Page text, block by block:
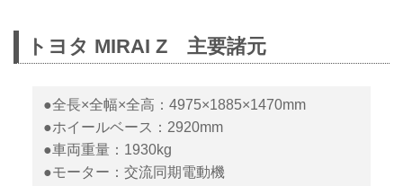
トヨタ MIRAI Z 主要諸元
●全長×全幅×全高：4975×1885×1470mm
●ホイールベース：2920mm
●車両重量：1930kg
●モーター：交流同期電動機